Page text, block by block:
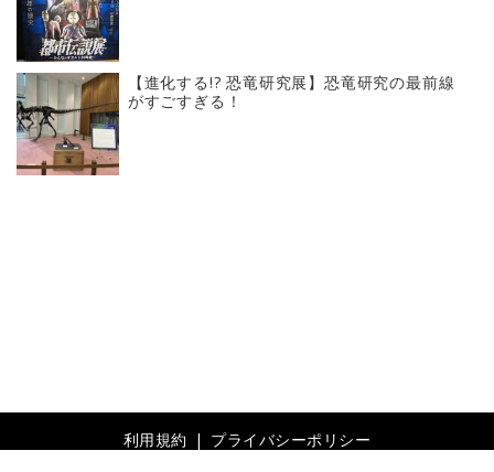
【進化する!? 恐竜研究展】恐竜研究の最前線
がすごすぎる！
利用規約
プライバシーポリシー